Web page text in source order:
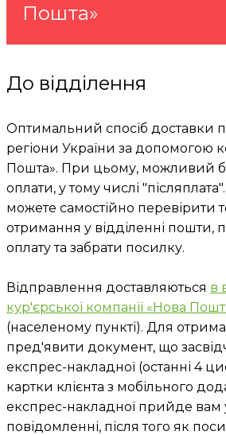
Пошта»
До відділення
Оптимальний спосіб доставки
регіони України за допомогою
Пошта». При цьому, можливий
оплати, у тому числі
можете самостійно перевірити
отримання у відділенні пошти,
оплату та забрати посилку.
Відправлення доставляються в
кур'єрської компанії «Нова
(населеному пункті). Для
пред'явити документ, що
експрес-накладної (останні 4
картки клієнта з мобільного
експрес-накладної прийде вам
повідомленні, після того як